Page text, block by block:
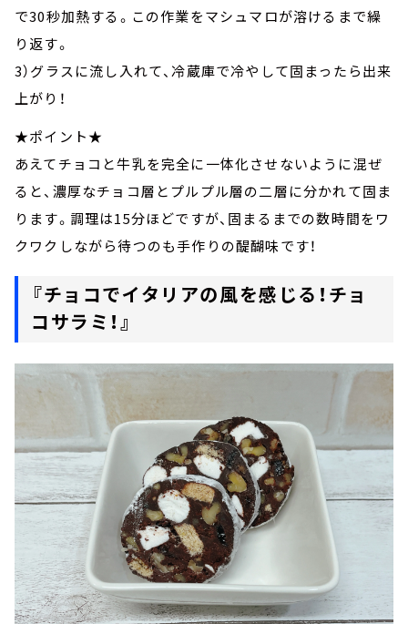
で30秒加熱する。この作業をマシュマロが溶けるまで繰
り返す。
3）グラスに流し入れて、冷蔵庫で冷やして固まったら出来
上がり！
★ポイント★
あえてチョコと牛乳を完全に一体化させないように混ぜ
ると、濃厚なチョコ層とプルプル層の二層に分かれて固ま
ります。調理は15分ほどですが、固まるまでの数時間をワ
クワクしながら待つのも手作りの醍醐味です！
『チョコでイタリアの風を感じる！チョ
コサラミ！』